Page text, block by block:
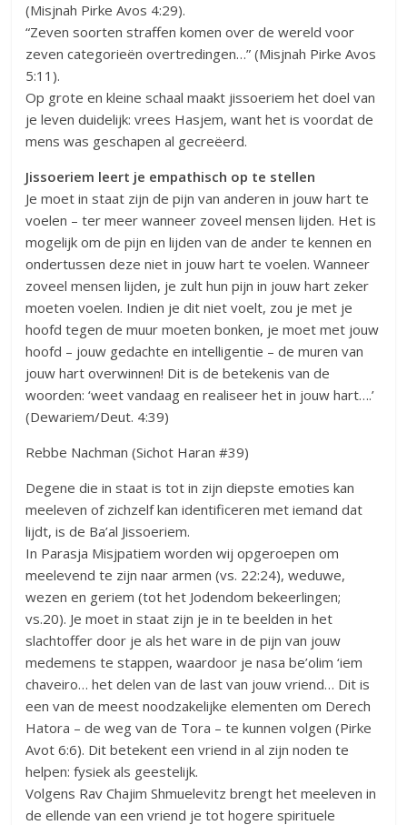
(Misjnah Pirke Avos 4:29).
“Zeven soorten straffen komen over de wereld voor
zeven categorieën overtredingen…” (Misjnah Pirke Avos
5:11).
Op grote en kleine schaal maakt jissoeriem het doel van
je leven duidelijk: vrees Hasjem, want het is voordat de
mens was geschapen al gecreëerd.
Jissoeriem leert je empathisch op te stellen
Je moet in staat zijn de pijn van anderen in jouw hart te
voelen – ter meer wanneer zoveel mensen lijden. Het is
mogelijk om de pijn en lijden van de ander te kennen en
ondertussen deze niet in jouw hart te voelen. Wanneer
zoveel mensen lijden, je zult hun pijn in jouw hart zeker
moeten voelen. Indien je dit niet voelt, zou je met je
hoofd tegen de muur moeten bonken, je moet met jouw
hoofd – jouw gedachte en intelligentie – de muren van
jouw hart overwinnen! Dit is de betekenis van de
woorden: ‘weet vandaag en realiseer het in jouw hart….’
(Dewariem/Deut. 4:39)
Rebbe Nachman (Sichot Haran #39)
Degene die in staat is tot in zijn diepste emoties kan
meeleven of zichzelf kan identificeren met iemand dat
lijdt, is de Ba’al Jissoeriem.
In Parasja Misjpatiem worden wij opgeroepen om
meelevend te zijn naar armen (vs. 22:24), weduwe,
wezen en geriem (tot het Jodendom bekeerlingen;
vs.20). Je moet in staat zijn je in te beelden in het
slachtoffer door je als het ware in de pijn van jouw
medemens te stappen, waardoor je nasa be’olim ‘iem
chaveiro… het delen van de last van jouw vriend… Dit is
een van de meest noodzakelijke elementen om Derech
Hatora – de weg van de Tora – te kunnen volgen (Pirke
Avot 6:6). Dit betekent een vriend in al zijn noden te
helpen: fysiek als geestelijk.
Volgens Rav Chajim Shmuelevitz brengt het meeleven in
de ellende van een vriend je tot hogere spirituele